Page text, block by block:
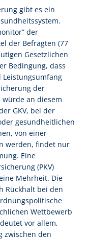
gibt es ein
der
der Befragten (77
Gesetzlichen
Bedingung, dass
der
an diesem
GKV, bei der
gesundheitlichen
von einer
werden, findet nur
Eine
(PKV)
Mehrheit. Die
Rückhalt bei den
Wettbewerb
vor allem,
zwischen den